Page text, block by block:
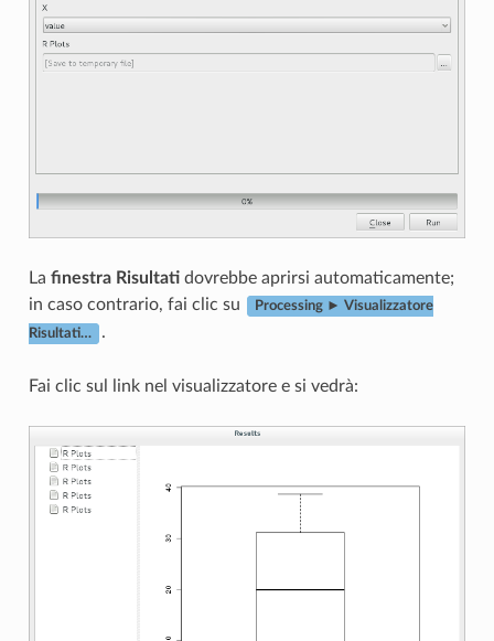
La finestra Risultatidovrebbe aprirsi automaticamente;
in caso contrario, fai clic su
Processing ► Visualizzatore
Risultati… .
Fai clic sul link nel visualizzatore e si vedrà: